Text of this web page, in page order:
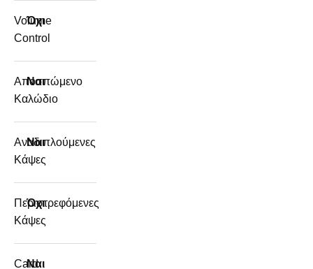
Volume
Control
Όχι
Αποσπώμενο
Καλώδιο
Ναι
Αναδιπλούμενες
Κάψες
Ναι
Περιστρεφόμενες
Κάψες
Όχι
Card
Ναι